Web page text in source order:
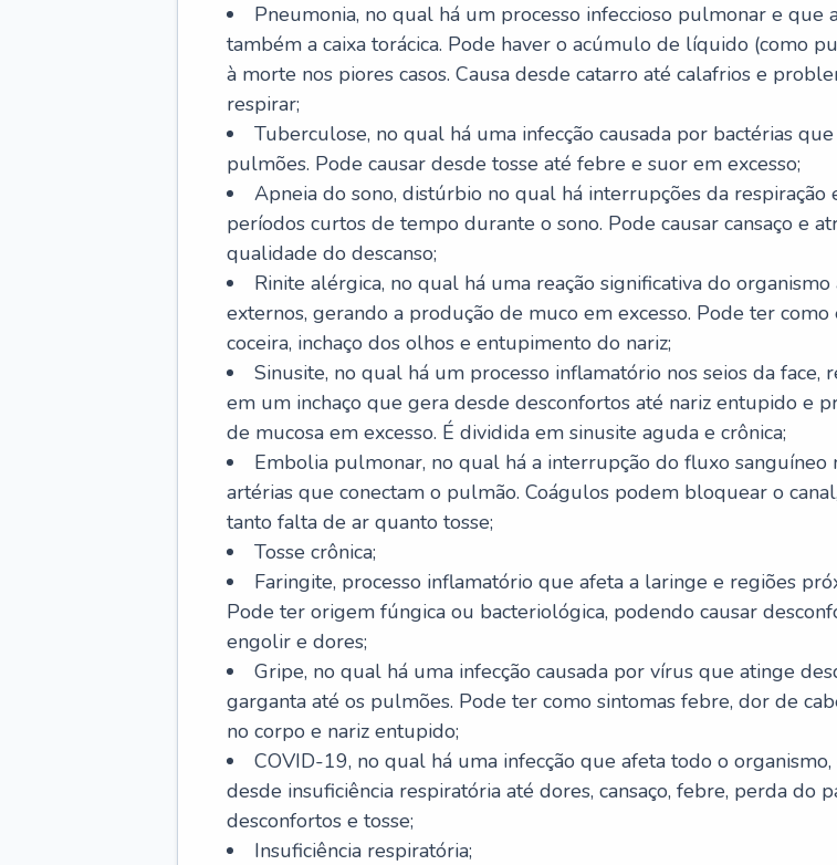
Pneumonia, no qual há um processo infeccioso pulmonar e que
também a caixa torácica. Pode haver o acúmulo de líquido (como
à morte nos piores casos. Causa desde catarro até calafrios e
respirar;
Tuberculose, no qual há uma infecção causada por bactérias
pulmões. Pode causar desde tosse até febre e suor em excesso;
Apneia do sono, distúrbio no qual há interrupções da respiração
períodos curtos de tempo durante o sono. Pode causar cansaço e
qualidade do descanso;
Rinite alérgica, no qual há uma reação significativa do organismo
externos, gerando a produção de muco em excesso. Pode ter como
coceira, inchaço dos olhos e entupimento do nariz;
Sinusite, no qual há um processo inflamatório nos seios da face,
em um inchaço que gera desde desconfortos até nariz entupido e
de mucosa em excesso. É dividida em sinusite aguda e crônica;
Embolia pulmonar, no qual há a interrupção do fluxo sanguíneo
artérias que conectam o pulmão. Coágulos podem bloquear o
tanto falta de ar quanto tosse;
Tosse crônica;
Faringite, processo inflamatório que afeta a laringe e regiões
Pode ter origem fúngica ou bacteriológica, podendo causar
engolir e dores;
Gripe, no qual há uma infecção causada por vírus que atinge
garganta até os pulmões. Pode ter como sintomas febre, dor de
no corpo e nariz entupido;
COVID-19, no qual há uma infecção que afeta todo o organismo,
desde insuficiência respiratória até dores, cansaço, febre, perda do
desconfortos e tosse;
Insuficiência respiratória;